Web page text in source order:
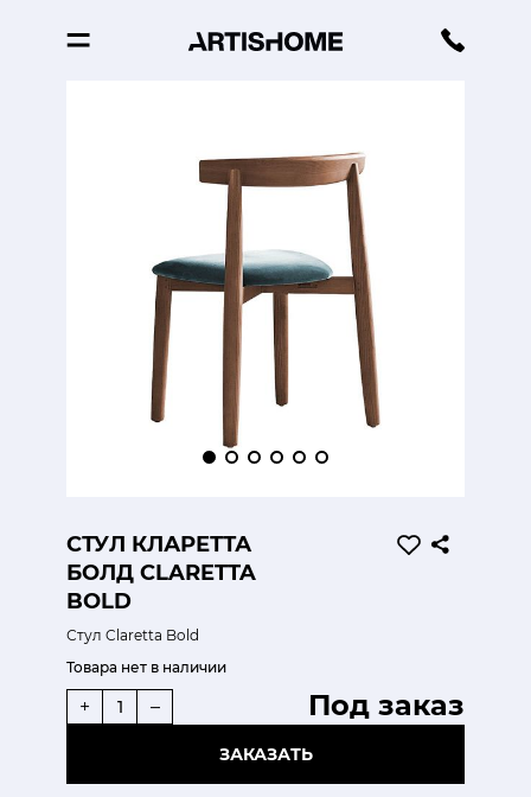
СТУЛ КЛАРЕТТА
БОЛД CLARETTA
BOLD
Стул Claretta Bold
Товара нет в наличии
Под заказ
+ –
ЗАКАЗАТЬ